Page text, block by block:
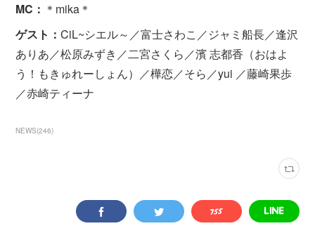
MC： ＊mika＊
ゲスト：CiL~シエル～／富士さわこ／ジャミ船長／逢沢
ありあ／松原みずき／二宮さくら／濱 志都香（おはよ
う！もきゅれーしょん）／樺恋／そら／yui ／藤崎果歩
／赤崎ティーナ
NEWS(246)